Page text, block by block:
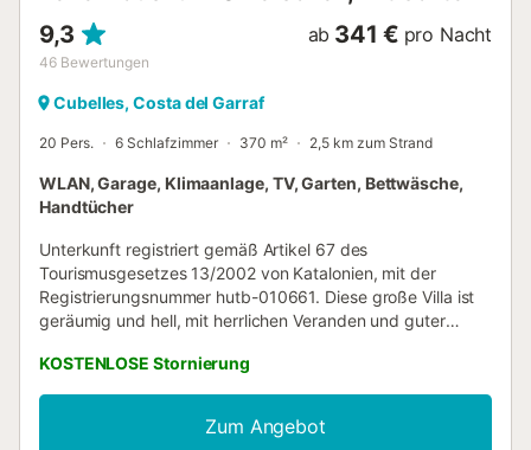
9,3
46 Bewertungen
ab 341 € pro Nacht
Cubelles, Costa del Garraf
20 Pers. 6 Schlafzimmer 370 m² 2,5 km zum Strand
WLAN, Garage, Klimaanlage, TV, Garten, Bettwäsche,
Handtücher
Unterkunft registriert gemäß Artikel 67 des
Tourismusgesetzes 13/2002 von Katalonien, mit der
Registrierungsnummer hutb-010661. Diese große Villa ist
geräumig und hell, mit herrlichen Veranden und guter
befindet sich neben dem Grillplatz. Die Villa verfügt über
alle Gartenmöbel, Stühle, Tische und Hängematten. Die
Villa verfügt über ein großes Wohnzimmer auf zwei Ebenen
und eine herrliche voll ausgestattete Küche mit Zugang zu
KOSTENLOSE Stornierung
Zum Angebot